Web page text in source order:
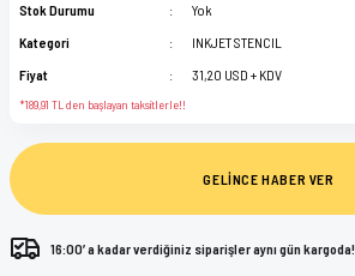
Stok Durumu
Yok
Kategori
INKJET STENCIL
Fiyat
31,20 USD + KDV
*189,91 TL den başlayan taksitlerle!!
GELİNCE HABER VER
16:00’ a kadar verdiğiniz siparişler aynı gün kargoda!